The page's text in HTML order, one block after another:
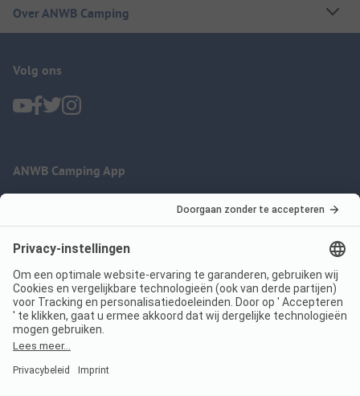
Over ANWB Camping
Volg ons
ANWB Camping App
Imprint
Jouw privacy
Voorwaarden
Wet digitale diensten